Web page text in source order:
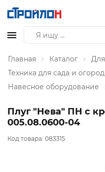
Главная Каталог
Техника для сада и
Навесное оборудование
Плуг "Нева" ПН с
005.08.0600-04
Код товара: 083315